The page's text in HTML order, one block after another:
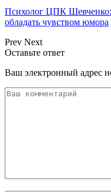
Психолог ЦПК Шевченко:
обладать чувством юмора
Prev Next
Оставьте ответ
Ваш электронный адрес